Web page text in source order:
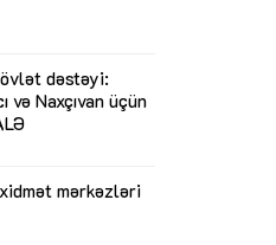
dəstəyi:
Naxçıvan üçün
mərkəzləri